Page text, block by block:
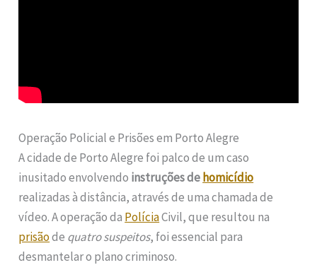
Operação Policial e Prisões em Porto Alegre
A cidade de Porto Alegre foi palco de um caso
inusitado envolvendo instruções dehomicídio
realizadas à distância, através de uma chamada de
vídeo. A operação da PolíciaCivil, que resultou na
prisãode quatro suspeitos, foi essencial para
desmantelar o plano criminoso.